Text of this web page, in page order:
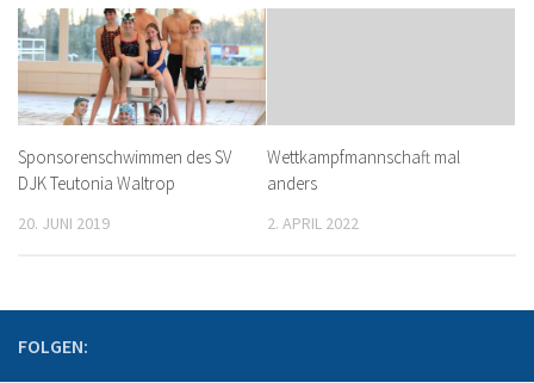
Sponsorenschwimmen des SV
DJK Teutonia Waltrop
20. JUNI 2019
Wettkampfmannschaft mal
anders
2. APRIL 2022
FOLGEN: